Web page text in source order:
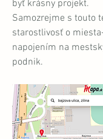
byť krásny projekt.
Samozrejme s touto
starostlivosť o
napojením na
podnik.